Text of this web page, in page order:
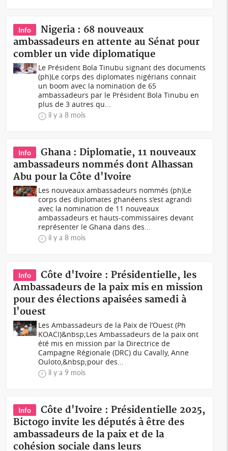
Info
Nigeria : 68 nouveaux
ambassadeurs en attente au Sénat pour
combler un vide diplomatique
Le Président Bola Tinubu signant des documents
(ph)Le corps des diplomates nigérians connait
un boom avec la nomination de 65
ambassadeurs par le Président Bola Tinubu en
plus de 3 autres qu...
il y a 8 mois
Info
Ghana : Diplomatie, 11 nouveaux
ambassadeurs nommés dont Alhassan
Abu pour la Côte d'Ivoire
Les nouveaux ambassadeurs nommés (ph) Le
corps des diplomates ghanéens s’est agrandi
avec la nomination de 11 nouveaux
ambassadeurs et hauts-commissaires devant
représenter le Ghana dans des...
il y a 8 mois
Info
Côte d'Ivoire : Présidentielle, les
Ambassadeurs de la paix mis en mission
pour des élections apaisées samedi à
l'ouest
Les Ambassadeurs de la Paix de l’Ouest (Ph
KOACI)&nbsp;Les Ambassadeurs de la paix ont
été mis en mission par la Directrice de
Campagne Régionale (DRC) du Cavally, Anne
Ouloto,&nbsp;pour des...
il y a 9 mois
Info
Côte d'Ivoire : Présidentielle 2025,
Bictogo invite les députés à être des
ambassadeurs de la paix et de la
cohésion sociale dans leurs